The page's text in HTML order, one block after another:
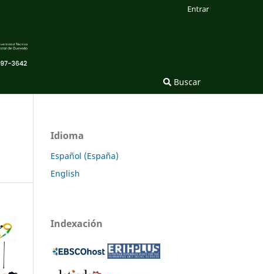
Buscar
Entrar
Idioma
Español (España)
English
Indexación